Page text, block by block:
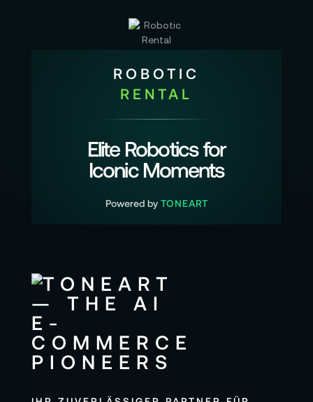
ROBOTIC
RENTAL
Elite Robotics for
Iconic Moments
Powered by TONEART